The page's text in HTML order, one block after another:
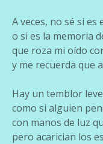
A veces, no sé si es
o si es la memoria
que roza mi oído
y me recuerda que
Hay un temblor
como si alguien
con manos de luz
pero acarician los